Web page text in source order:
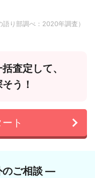
語り部調べ：2020年調査）
査定して、
う！
ト
のご相談 ―